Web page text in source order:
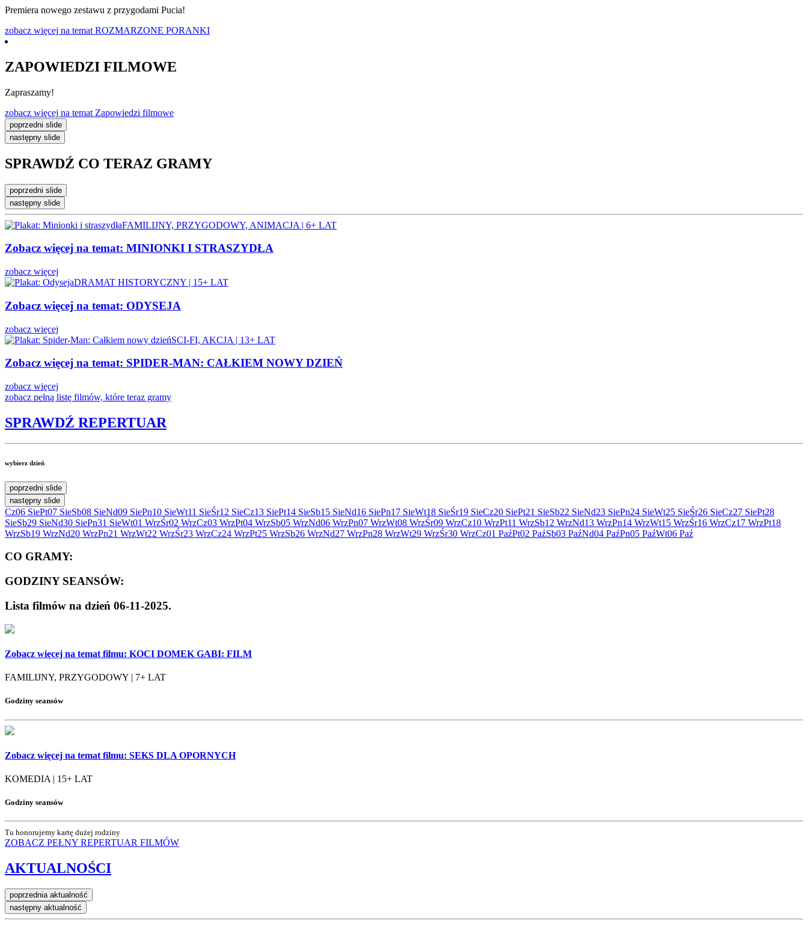
Premiera nowego zestawu z przygodami Pucia!
zobacz więcej na temat ROZMARZONE PORANKI
ZAPOWIEDZI FILMOWE
Zapraszamy!
zobacz więcej na temat Zapowiedzi filmowe
poprzedni slide
następny slide
SPRAWDŹ CO TERAZ GRAMY
poprzedni slide
następny slide
FAMILIJNY, PRZYGODOWY, ANIMACJA | 6+ LAT
Zobacz więcej na temat: MINIONKI I STRASZYDŁA
zobacz więcej
DRAMAT HISTORYCZNY | 15+ LAT
Zobacz więcej na temat: ODYSEJA
zobacz więcej
SCI-FI, AKCJA | 13+ LAT
Zobacz więcej na temat: SPIDER-MAN: CAŁKIEM NOWY DZIEŃ
zobacz więcej
zobacz pełną listę filmów, które teraz gramy
SPRAWDŹ REPERTUAR
wybierz dzień
poprzedni slide
następny slide
Cz06 SiePt07 SieSb08 SieNd09 SiePn10 SieWt11 SieŚr12 SieCz13 SiePt14 SieSb15 SieNd16 SiePn17 SieWt18 SieŚr19 SieCz20 SiePt21 SieSb22 SieNd23 SiePn24 SieWt25 SieŚr26 SieCz27 SiePt28
SieSb29 SieNd30 SiePn31 SieWt01 WrzŚr02 WrzCz03 WrzPt04 WrzSb05 WrzNd06 WrzPn07 WrzWt08 WrzŚr09 WrzCz10 WrzPt11 WrzSb12 WrzNd13 WrzPn14 WrzWt15 WrzŚr16 WrzCz17 WrzPt18
WrzSb19 WrzNd20 WrzPn21 WrzWt22 WrzŚr23 WrzCz24 WrzPt25 WrzSb26 WrzNd27 WrzPn28 WrzWt29 WrzŚr30 WrzCz01 PaźPt02 PaźSb03 PaźNd04 PaźPn05 PaźWt06 Paź
CO GRAMY:
GODZINY SEANSÓW:
Lista filmów na dzień 06-11-2025.
Zobacz więcej na temat filmu: KOCI DOMEK GABI: FILM
FAMILIJNY, PRZYGODOWY | 7+ LAT
Godziny seansów
Zobacz więcej na temat filmu: SEKS DLA OPORNYCH
KOMEDIA | 15+ LAT
Godziny seansów
Tu honorujemy kartę dużej rodziny
ZOBACZ PEŁNY REPERTUAR FILMÓW
AKTUALNOŚCI
poprzednia aktualność
następny aktualność